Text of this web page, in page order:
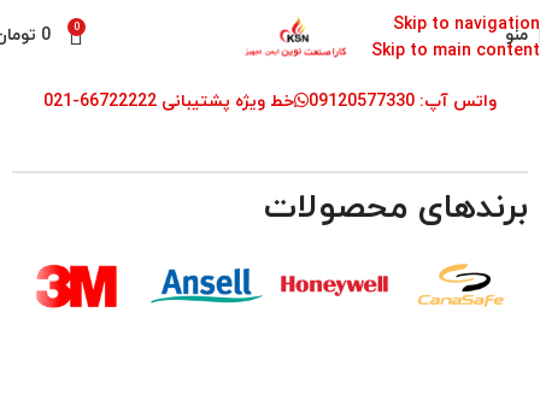
Skip to navigation
Skip to main content
منو 0
0
واتس آپ: 09120577330 خط ویژه پشتیبانی 66722222-021
برندهای محصولات